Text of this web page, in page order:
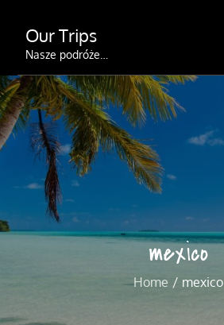
content
Our Trips
Nasze podróże…
mexico
Home mexico